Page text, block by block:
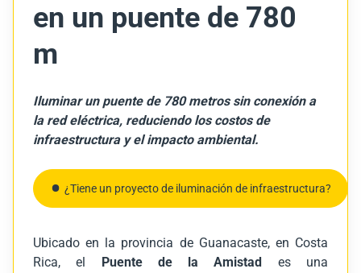
en un puente de 780
m
Iluminar un puente de 780 metros sin conexión a
la red eléctrica, reduciendo los costos de
infraestructura y el impacto ambiental.
¿Tiene un proyecto de iluminación de infraestructura?
Ubicado en la provincia de Guanacaste, en Costa
Rica, el Puente de la Amistad es una